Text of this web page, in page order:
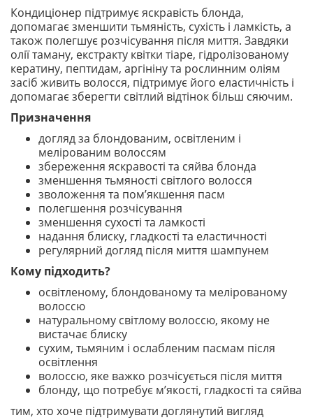
Кондиціонер підтримує яскравість блонда,
допомагає зменшити тьмяність, сухість і ламкість, а
також полегшує розчісування після миття. Завдяки
олії таману, екстракту квітки тіаре, гідролізованому
кератину, пептидам, аргініну та рослинним оліям
засіб живить волосся, підтримує його еластичність і
допомагає зберегти світлий відтінок більш сяючим.
Призначення
догляд за блондованим, освітленим і
мелірованим волоссям
збереження яскравості та сяйва блонда
зменшення тьмяності світлого волосся
зволоження та пом’якшення пасм
полегшення розчісування
зменшення сухості та ламкості
надання блиску, гладкості та еластичності
регулярний догляд після миття шампунем
Кому підходить?
освітленому, блондованому та мелірованому
волоссю
натуральному світлому волоссю, якому не
вистачає блиску
сухим, тьмяним і ослабленим пасмам після
освітлення
волоссю, яке важко розчісується після миття
блонду, що потребує м’якості, гладкості та сяйва
тим, хто хоче підтримувати доглянутий вигляд